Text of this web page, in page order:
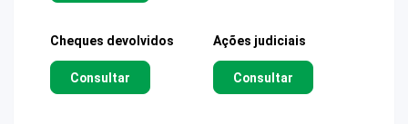
Cheques devolvidos
Consultar
Ações judiciais
Consultar